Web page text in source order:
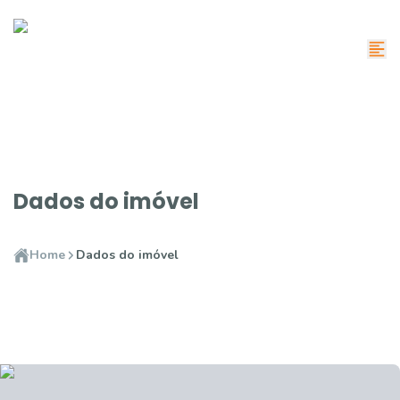
Dados do imóvel
Home Dados do imóvel